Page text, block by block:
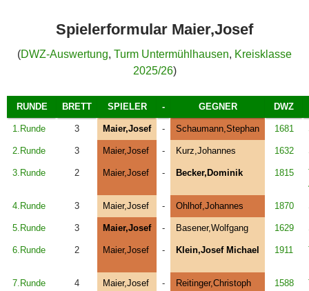
Spielerformular Maier,Josef
(DWZ-Auswertung, Turm Untermühlhausen, Kreisklasse
2025/26)
RUNDE BRETT SPIELER - GEGNER DWZ
1.Runde 3 Maier,Josef - Schaumann,Stephan 1681
2.Runde 3 Maier,Josef - Kurz,Johannes 1632
3.Runde 2 Maier,Josef - Becker,Dominik 1815
4.Runde 3 Maier,Josef - Ohlhof,Johannes 1870
5.Runde 3 Maier,Josef - Basener,Wolfgang 1629
6.Runde 2 Maier,Josef - Klein,Josef Michael 1911
7.Runde 4 Maier,Josef - Reitinger,Christoph 1588